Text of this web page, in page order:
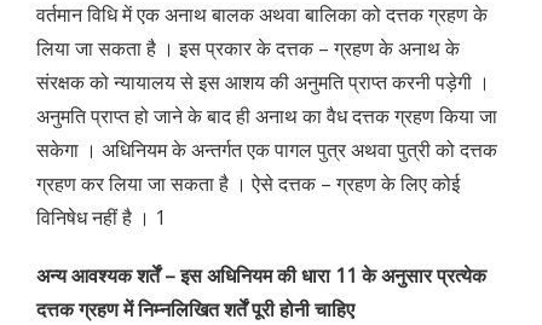
वर्तमान विधि में एक अनाथ बालक अथवा बालिका को दत्तक ग्रहण के
लिया जा सकता है । इस प्रकार के दत्तक – ग्रहण के अनाथ के
संरक्षक को न्यायालय से इस आशय की अनुमति प्राप्त करनी पड़ेगी ।
अनुमति प्राप्त हो जाने के बाद ही अनाथ का वैध दत्तक ग्रहण किया जा
सकेगा । अधिनियम के अन्तर्गत एक पागल पुत्र अथवा पुत्री को दत्तक
ग्रहण कर लिया जा सकता है । ऐसे दत्तक – ग्रहण के लिए कोई
विनिषेध नहीं है । 1
अन्य आवश्यक शर्तें – इस अधिनियम की धारा 11 के अनुसार प्रत्येक
दत्तक ग्रहण में निम्नलिखित शर्तें पूरी होनी चाहिए